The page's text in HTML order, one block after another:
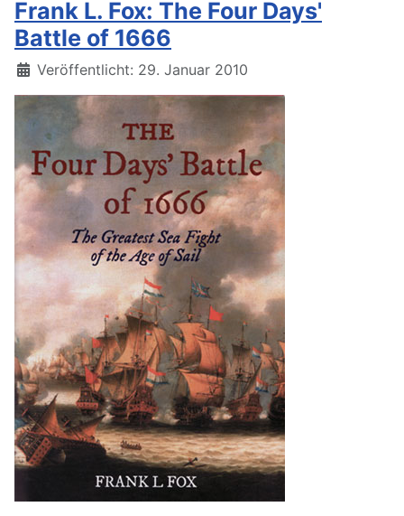
Frank L. Fox: The Four Days'
Battle of 1666
Details
Veröffentlicht: 29. Januar 2010